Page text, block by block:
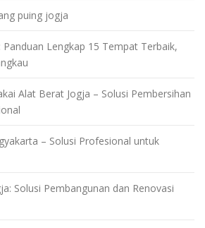
puing jogja
Panduan Lengkap 15 Tempat Terbaik,
Alat Berat Jogja – Solusi Pembersihan
– Solusi Profesional untuk
Solusi Pembangunan dan Renovasi